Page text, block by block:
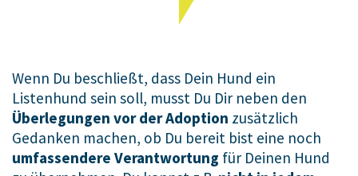
Wenn Du beschließt, dass Dein Hund ein
Listenhund sein soll, musst Du Dir neben den
Überlegungen vor der Adoption zusätzlich
Gedanken machen, ob Du bereit bist eine noch
umfassendere Verantwortung für Deinen Hund